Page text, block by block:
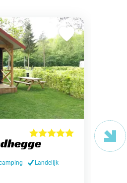
Landelijk